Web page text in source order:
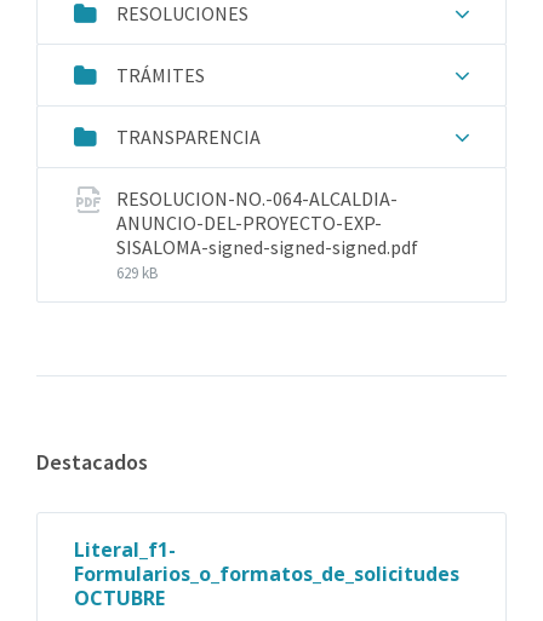
RESOLUCIONES
TRÁMITES
TRANSPARENCIA
RESOLUCION-NO.-064-ALCALDIA-
ANUNCIO-DEL-PROYECTO-EXP-
SISALOMA-signed-signed-signed.pdf
629 kB
Destacados
Literal_f1-
Formularios_o_formatos_de_solicitudes
OCTUBRE